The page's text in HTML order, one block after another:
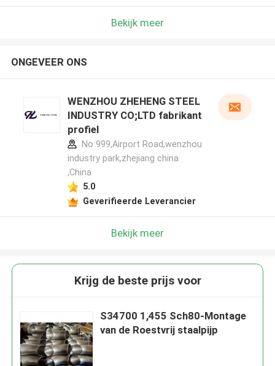
Bekijk meer
ONGEVEER ONS
WENZHOU ZHEHENG STEEL
INDUSTRY CO;LTD fabrikant
profiel
No 999,Airport Road,wenzhou
industry park,zhejiang china
,China
5.0
Geverifieerde Leverancier
Bekijk meer
Krijg de beste prijs voor
S34700 1,455 Sch80-Montage
van de Roestvrij staalpijp